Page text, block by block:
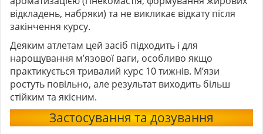
відкладень, набряки) та не викликає відкату після
закінчення курсу.
Деяким атлетам цей засіб підходить і для
нарощування м’язової ваги, особливо якщо
практикується тривалий курс 10 тижнів. М’язи
ростуть повільно, але результат виходить більш
стійким та якісним.
Застосування та дозування